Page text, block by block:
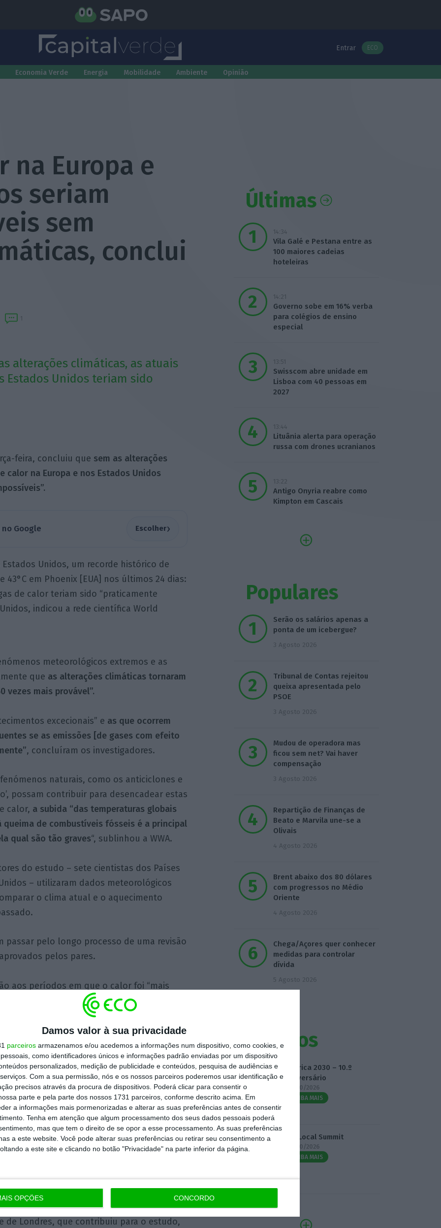
Damos valor à sua privacidade
parceiros armazenamos e/ou acedemos a informações num dispositivo, como cookies, e
como identificadores únicos e informações padrão enviadas por um dispositivo
personalizados, medição de publicidade e conteúdos, pesquisa de audiências e
Com a sua permissão, nós e os nossos parceiros poderemos usar identificação e
precisos através da procura de dispositivos. Poderá clicar para consentir o
parte e pela parte dos nossos 1731 parceiros, conforme descrito acima. Em
a informações mais pormenorizadas e alterar as suas preferências antes de consentir
Tenha em atenção que algum processamento dos seus dados pessoais poderá
mas que tem o direito de se opor a esse processamento. As suas preferências
a este website. Você pode alterar suas preferências ou retirar seu consentimento a
a este site e clicando no botão "Privacidade" na parte inferior da página.
OPÇÕES CONCORDO
Entrar ECO
Economia Verde Energia Mobilidade Ambiente Opinião
na Europa e
seriam
sem
conclui
1
alterações climáticas, as atuais
Estados Unidos teriam sido
feira, concluiu que sem as alterações
calor na Europa e nos Estados Unidos
Google Escolher›
Unidos, um recorde histórico de
43°C em Phoenix [EUA] nos últimos 24 dias:
de calor teriam sido “praticamente
indicou a rede científica World
meteorológicos extremos e as
que as alterações climáticas tornaram
vezes mais provável”.
excecionais” e as que ocorrem
se as emissões [de gases com efeito
, concluíram os investigadores.
naturais, como os anticiclones e
possam contribuir para desencadear estas
calor, a subida “das temperaturas globais
queima de combustíveis fósseis é a principal
qual são tão graves“, sublinhou a WWA.
do estudo – sete cientistas dos Países
– utilizaram dados meteorológicos
o clima atual e o aquecimento
passar pelo longo processo de uma revisão
pelos pares.
aos períodos em que o calor foi “mais
sul da Europa, de 1 a 18 de julho no oeste
e de 5 a 18 de julho no centro e leste
global está a agravar a intensidade
as ondas de calor na Europa são
são 2°C mais quentes e as da China são
europeu Copernicus,este mês “deverá
registo”.
sido aberrantes.Mas, no clima atual,
15 anos na América do Norte, de 10 em 10
anos na China“, explicou Mariam
de Londres, que contribuiu para o estudo,
Últimas
14:34
Vila Galé e Pestana entre as
100 maiores cadeias
hoteleiras
14:21
Governo sobe em 16% verba
para colégios de ensino
especial
13:51
Swisscom abre unidade em
Lisboa com 40 pessoas em
2027
13:44
Lituânia alerta para operação
russa com drones ucranianos
13:22
Antigo Onyria reabre como
Kimpton em Cascais
Populares
Serão os salários apenas a
ponta de um icebergue?
3 Agosto 2026
Tribunal de Contas rejeitou
queixa apresentada pelo
PSOE
3 Agosto 2026
Mudou de operadora mas
ficou sem net? Vai haver
compensação
3 Agosto 2026
Repartição de Finanças de
Beato e Marvila une-se a
Olivais
4 Agosto 2026
Brent abaixo dos 80 dólares
com progressos no Médio
Oriente
4 Agosto 2026
Chega/Açores quer conhecer
medidas para controlar
dívida
5 Agosto 2026
Eventos
Fábrica 2030 – 10.º
Aniversário
14/10/2026
SAIBA MAIS
3.º Local Summit
07/10/2026
SAIBA MAIS